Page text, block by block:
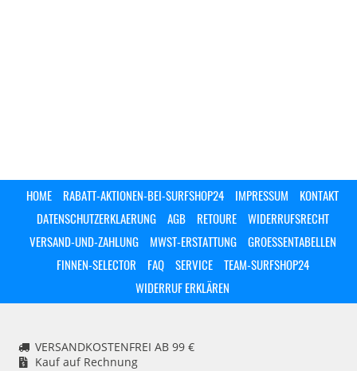
HOME RABATT-AKTIONEN-BEI-SURFSHOP24 IMPRESSUM
KONTAKT
DATENSCHUTZERKLAERUNG
AGB RETOURE
WIDERRUFSRECHT
VERSAND-UND-ZAHLUNG
MWST-ERSTATTUNG
GROESSENTABELLEN
FINNEN-SELECTOR
FAQ SERVICE
TEAM-SURFSHOP24
WIDERRUF ERKLÄREN
VERSANDKOSTENFREI AB 99 €
Kauf auf Rechnung